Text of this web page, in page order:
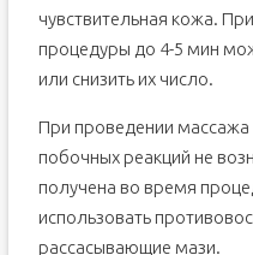
чувствительная кожа.
процедуры до 4-5 мин
или снизить их число.
При проведении массажа
побочных реакций не
получена во время
использовать
рассасывающие мази.